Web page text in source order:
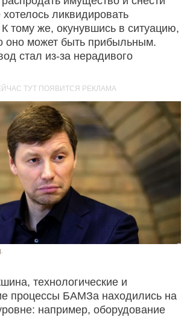
ликвидировать
тому же, окунувшись в ситуацию,
оно может быть прибыльным.
стал из-за нерадивого
технологические и
процессы БАМЗа находились на
например, оборудование